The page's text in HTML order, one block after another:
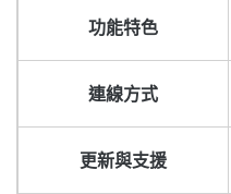
功能特色
連線方式
更新與支援